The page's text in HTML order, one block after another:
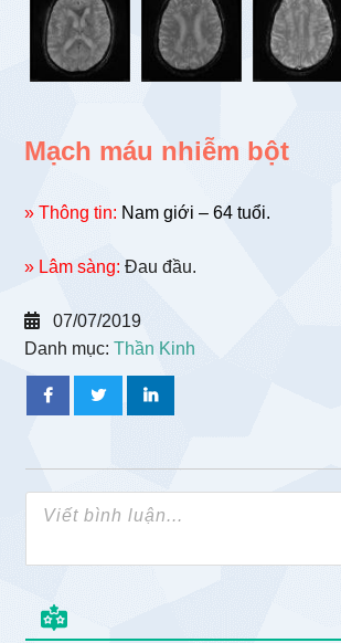
Mạch máu nhiễm bột
» Thông tin: Nam giới – 64 tuổi.
» Lâm sàng: Đau đầu.
07/07/2019
Danh mục:Thần Kinh